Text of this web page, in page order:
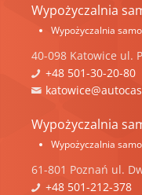
Wypożyczalnia
Wypożyczalnia
40-098 Katowice ul.
+48 501-30-20-80
Wypożyczalnia
Wypożyczalnia
61-801 Poznań ul.
+48 501-212-378